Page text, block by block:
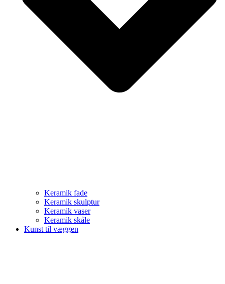
Keramik fade
Keramik skulptur
Keramik vaser
Keramik skåle
Kunst til væggen